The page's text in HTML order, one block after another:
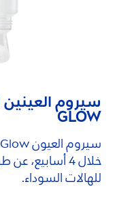
سيروم العينين
GLOW
للهالات السوداء.